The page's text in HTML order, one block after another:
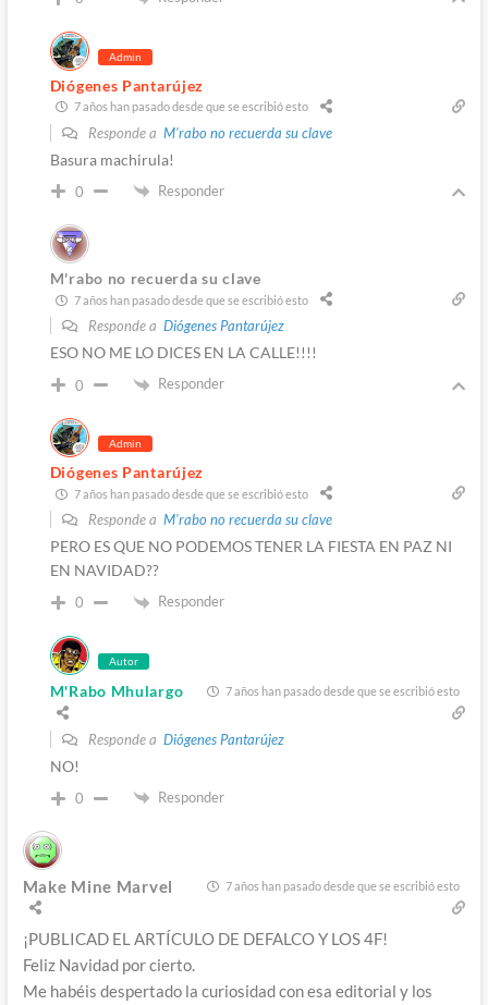
Admin
Diógenes Pantarújez
7 años han pasado desde que se escribió esto
Responde a M'rabo no recuerda su clave
Basura machirula!
0 Responder
M'rabo no recuerda su clave
7 años han pasado desde que se escribió esto
Responde a Diógenes Pantarújez
ESO NO ME LO DICES EN LA CALLE!!!!
0 Responder
Admin
Diógenes Pantarújez
7 años han pasado desde que se escribió esto
Responde a M'rabo no recuerda su clave
PERO ES QUE NO PODEMOS TENER LA FIESTA EN PAZ NI
EN NAVIDAD??
0 Responder
Autor
M'Rabo Mhulargo 7 años han pasado desde que se escribió esto
Responde a Diógenes Pantarújez
NO!
0 Responder
Make Mine Marvel 7 años han pasado desde que se escribió esto
¡PUBLICAD EL ARTÍCULO DE DEFALCO Y LOS 4F!
Feliz Navidad por cierto.
Me habéis despertado la curiosidad con esa editorial y los